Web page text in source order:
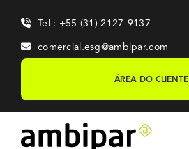
content
Tel : +55 (31) 2127-9137
comercial.esg@ambipar.com
ÁREA DO CLIENTE